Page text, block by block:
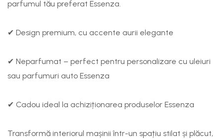
parfumul tău preferat Essenza.
✔ Design premium, cu accente aurii elegante
✔ Neparfumat – perfect pentru personalizare cu uleiuri
sau parfumuri auto Essenza
✔ Cadou ideal la achiziționarea produselor Essenza
Transformă interiorul mașinii într-un spațiu stilat și plăcut,